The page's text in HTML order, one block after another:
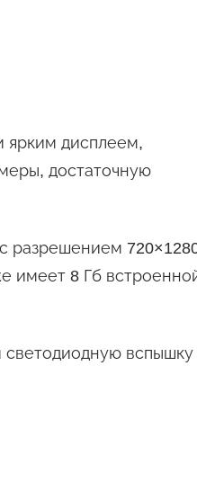
ярким дисплеем,
достаточную
разрешением
имеет 8 Гб
светодиодную вспышку